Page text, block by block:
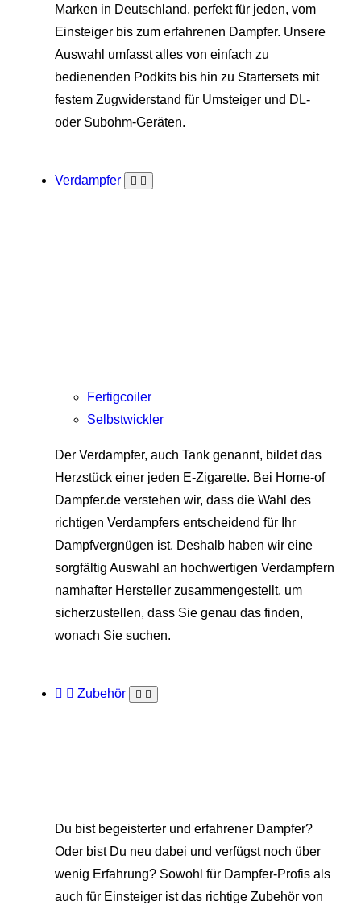
Marken in Deutschland, perfekt für jeden, vom
Einsteiger bis zum erfahrenen Dampfer. Unsere
Auswahl umfasst alles von einfach zu
bedienenden Podkits bis hin zu Startersets mit
festem Zugwiderstand für Umsteiger und DL-
oder Subohm-Geräten.
Verdampfer
Fertigcoiler
Selbstwickler
Der Verdampfer, auch Tank genannt, bildet das
Herzstück einer jeden E-Zigarette. Bei Home-of
Dampfer.de verstehen wir, dass die Wahl des
richtigen Verdampfers entscheidend für Ihr
Dampfvergnügen ist. Deshalb haben wir eine
sorgfältig Auswahl an hochwertigen Verdampfern
namhafter Hersteller zusammengestellt, um
sicherzustellen, dass Sie genau das finden,
wonach Sie suchen.
Zubehör
Du bist begeisterter und erfahrener Dampfer?
Oder bist Du neu dabei und verfügst noch über
wenig Erfahrung? Sowohl für Dampfer-Profis als
auch für Einsteiger ist das richtige Zubehör von